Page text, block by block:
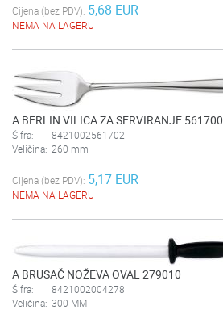
Cijena (bez PDV): 5,68 EUR
NEMA NA LAGERU
A BERLIN VILICA ZA SERVIRANJE 561700
Šifra:
8421002561702
Veličina: 260 mm
Cijena (bez PDV): 5,17 EUR
NEMA NA LAGERU
A BRUSAČ NOŽEVA OVAL 279010
Šifra:
8421002004278
Veličina: 300 MM